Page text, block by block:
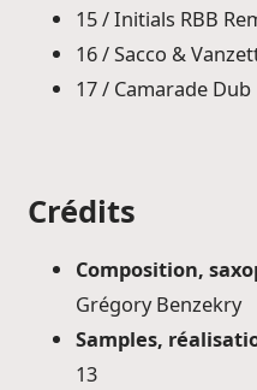
15 / Initials RBB
16 / Sacco &
17 / Camarade Dub
Crédits
Composition,
Grégory Benzekry
Samples,
13